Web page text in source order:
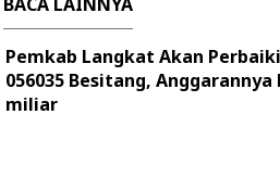
Pemkab Langkat Akan Perbaiki
056035 Besitang, Anggarannya
miliar